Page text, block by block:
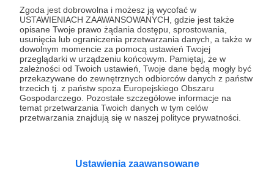
Zgoda jest dobrowolna i możesz ją wycofać w
USTAWIENIACH ZAAWANSOWANYCH, gdzie jest także
opisane Twoje prawo żądania dostępu, sprostowania,
usunięcia lub ograniczenia przetwarzania danych, a także w
dowolnym momencie za pomocą ustawień Twojej
przeglądarki w urządzeniu końcowym. Pamiętaj, że w
zależności od Twoich ustawień, Twoje dane będą mogły być
przekazywane do zewnętrznych odbiorców danych z państw
trzecich tj. z państw spoza Europejskiego Obszaru
Gospodarczego. Pozostałe szczegółowe informacje na
temat przetwarzania Twoich danych w tym celów
przetwarzania znajdują się w naszej polityce prywatności.
Ustawienia zaawansowane
Udostępnij
Demagog
Zobacz profil autora